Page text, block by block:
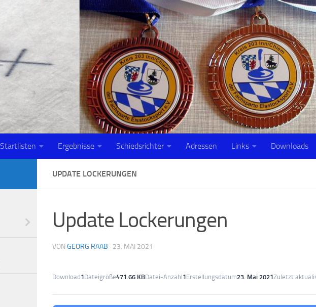
Startlisten Ergebnisse Schiedsrichter Adressen Links Downloads
UPDATE LOCKERUNGEN
Update Lockerungen
VON GEORG RAAB · 23. MAI 2021
Download1Dateigröße471.66 KBDatei-Anzahl1Erstellungsdatum23. Mai 2021Zuletzt